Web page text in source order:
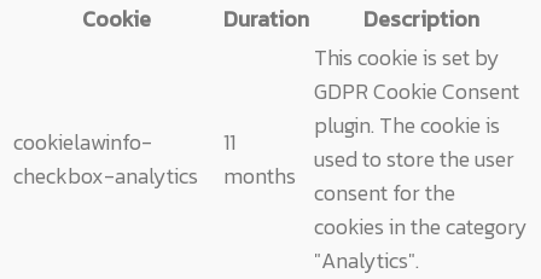
Cookie
Duration Description
cookielawinfo-
checkbox-analytics
11
months
This cookie is set by
GDPR Cookie Consent
plugin. The cookie is
used to store the user
consent for the
cookies in the category
"Analytics".